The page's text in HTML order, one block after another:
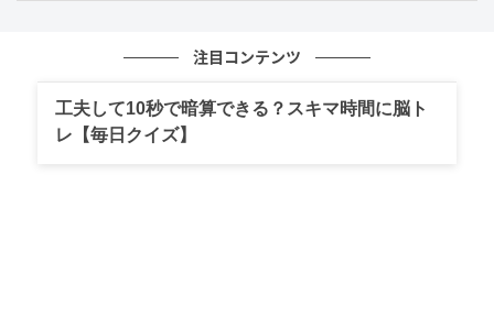
1991年、神奈川県・横浜アリーナでコンサートをおこなった尾崎豊
(C)SANKEI
注目コンテンツ
工夫して10秒で暗算できる？スキマ時間に脳ト
レ【毎日クイズ】